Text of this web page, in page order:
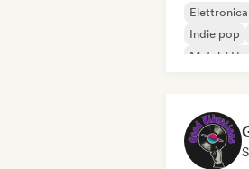
Elettronica
Indie pop
Metal /